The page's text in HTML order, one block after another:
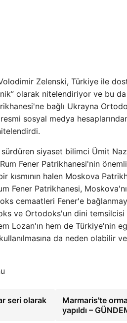
Zelenski, Türkiye ile
olarak nitelendiriyor ve bu da
bağlı Ukrayna
resmi sosyal medya
siyaset bilimci Ümit
Fener Patrikhanesi'nin
kısmının halen Moskova
Fener Patrikhanesi,
cemaatleri Fener'e
ve Ortodoks'un dini temsilcisi
Lozan'ın hem de
da neden olabilir
seri olarak
Marmaris'te
yapıldı –